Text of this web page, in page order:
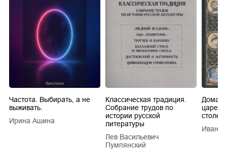
Частота. Выбирать, а не
выживать.
Ирина Ашина
Классическая традиция.
Собрание трудов по
истории русской
литературы
Лев Васильевич
Пумпянский
царей
Иван